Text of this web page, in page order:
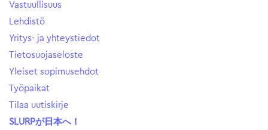
Vastuullisuus
Lehdistö
Yritys- ja yhteystiedot
Tietosuojaseloste
Yleiset sopimusehdot
Työpaikat
Tilaa uutiskirje
SLURPが日本へ！